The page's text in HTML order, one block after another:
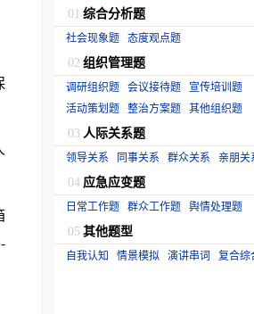
01 综合分析题
社会现象题 态度观点题
02 组织管理题
调研组织题 会议接待题 宣传培训题
活动策划题 整治方案题 其他组织题
03 人际关系题
领导关系 同事关系 群众关系 亲朋关
04 应急应变题
日常工作题 群众工作题 舆情处理题
05 其他题型
自我认知 情景模拟 演讲串词 复合综